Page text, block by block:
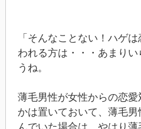
「そんなことない！ハゲ
われる方は・・・あまり
うね。
薄毛男性が女性からの恋
かは置いておいて、薄毛
んでいた場合は、やはり